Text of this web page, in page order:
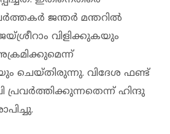
ജന്തര്‍ മന്തറില്‍
വിളിക്കുകയും
ചെയ്തിരുന്നു. വിദേശ ഫണ്ട്
ഹിന്ദു